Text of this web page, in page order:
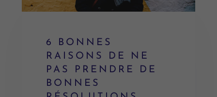
6 BONNES
RAISONS DE NE
PAS PRENDRE DE
BONNES